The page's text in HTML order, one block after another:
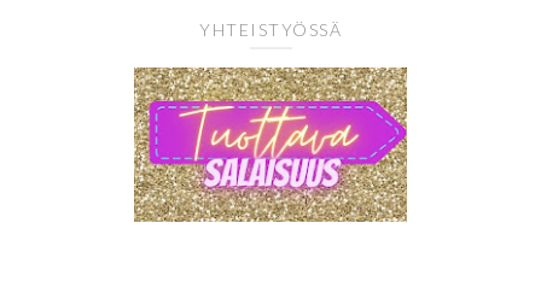
YHTEISTYÖSSÄ